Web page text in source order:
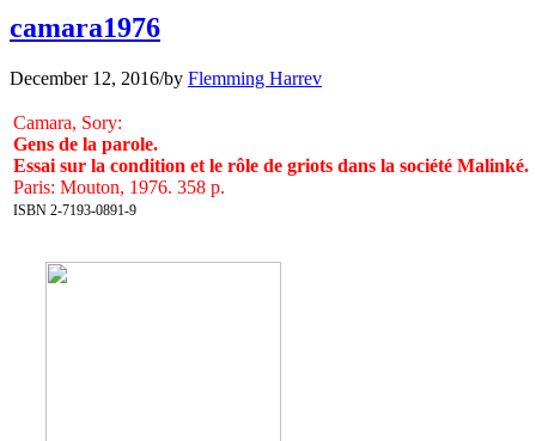
camara1976
December 12, 2016/by Flemming Harrev
Camara, Sory:
Gens de la parole.
Essai sur la condition et le rôle de griots dans la société Malinké.
Paris: Mouton, 1976. 358 p.
ISBN 2-7193-0891-9